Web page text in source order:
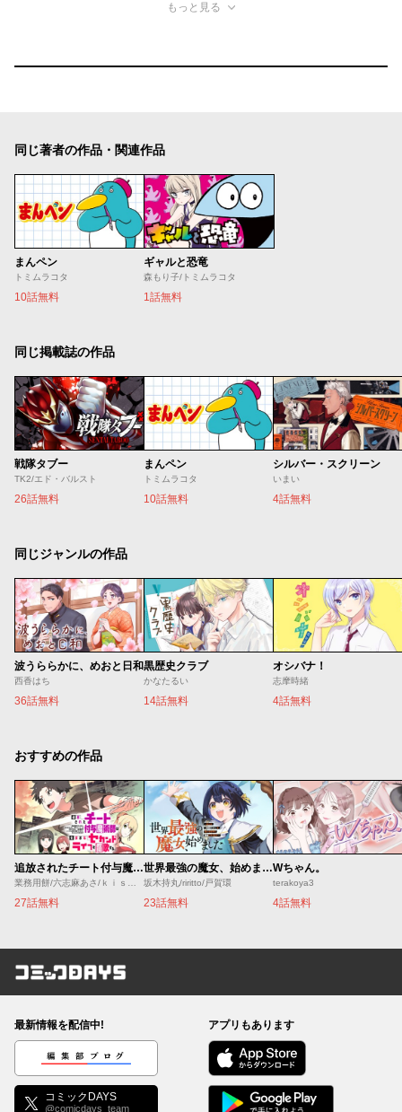
もっと見る
同じ著者の作品・関連作品
まんペン
トミムラコタ
10話無料
ギャルと恐竜
森もり子/トミムラコタ
1話無料
同じ掲載誌の作品
戦隊タブー
TK2/エド・バルスト
26話無料
まんペン
トミムラコタ
10話無料
シルバー・スクリーン
いまい
4話無料
同じジャンルの作品
波うららかに、めおと日和
西香はち
36話無料
黒歴史クラブ
かなたるい
14話無料
オシバナ！
志摩時緒
4話無料
おすすめの作品
追放されたチート付与魔術師は気ままなセカンドライフを謳歌する。 ～俺は武器だけじゃなく、あらゆるものに『強化ポイント』を付与できるし、俺の意思でいつでも効果を解除できるけど、残った人たち大丈夫？～
27話無料
世界最強の魔女、始めました ～私だけ『攻略サイト』を見れる世界で自由に生きます～
坂木持丸/riritto/戸賀環
23話無料
Wちゃん。
terakoya3
4話無料
コミックDAYS
最新情報を配信中!
編集部ブログ
コミックDAYS
@comicdays_team
アプリもあります